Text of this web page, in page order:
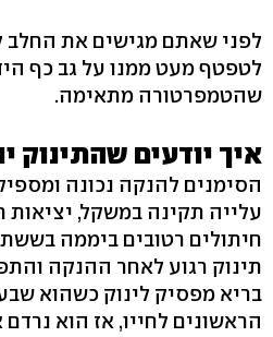
לפני שאתם מגישים את החלב
לטפטף מעט ממנו על גב כף
שהטמפרטורה מתאימה.
איך יודעים שהתינוק
הסימנים להנקה נכונה
עלייה תקינה במשקל,
חיתולים רטובים ביממה
תינוק רגוע לאחר ההנקה
בריא מפסיק לינוק כשהוא
הראשונים לחייו, אז הוא